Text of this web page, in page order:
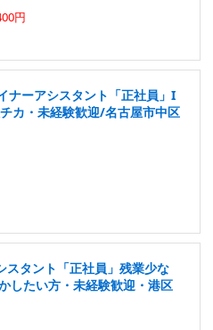
円
ナーアシスタント「正社員」I
カ・未経験歓迎/名古屋市中区
タント「正社員」残業少な
したい方・未経験歓迎・港区